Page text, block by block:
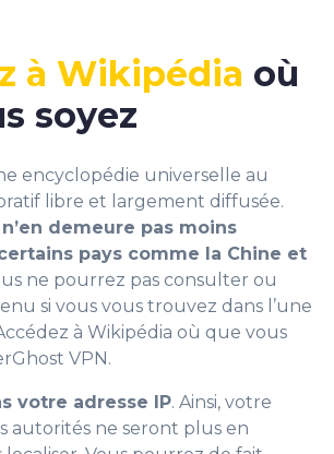
à Wikipédia où
soyez
encyclopédie universelle au
libre et largement diffusée.
demeure pas moins
pays comme la Chine et
ne pourrez pas consulter ou
si vous vous trouvez dans l’une
à Wikipédia où que vous
VPN.
votre adresse IP. Ainsi, votre
autorités ne seront plus en